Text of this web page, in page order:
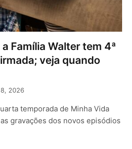
Família Walter tem 4ª
veja quando
2026
temporada de Minha Vida
gravações dos novos episódios